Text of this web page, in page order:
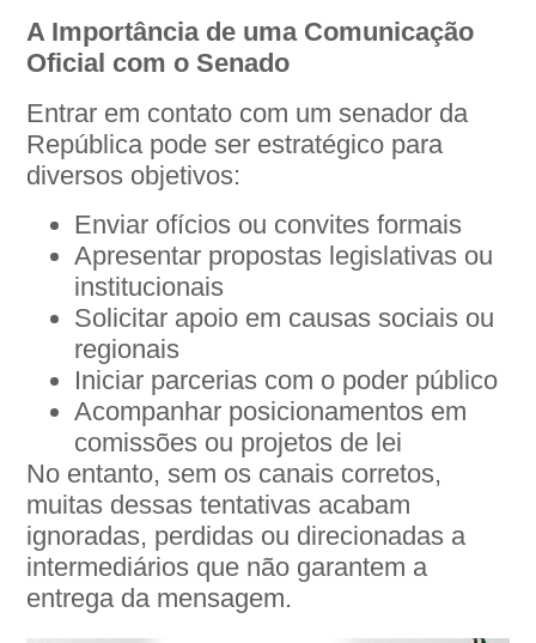
A Importância de uma Comunicação
Oficial com o Senado
Entrar em contato com um senador da
República pode ser estratégico para
diversos objetivos:
Enviar ofícios ou convites formais
Apresentar propostas legislativas ou
institucionais
Solicitar apoio em causas sociais ou
regionais
Iniciar parcerias com o poder público
Acompanhar posicionamentos em
comissões ou projetos de lei
No entanto, sem os canais corretos,
muitas dessas tentativas acabam
ignoradas, perdidas ou direcionadas a
intermediários que não garantem a
entrega da mensagem.